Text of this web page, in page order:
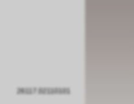
26117.02110101